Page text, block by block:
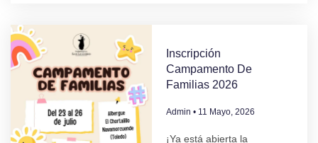
Inscripción
Campamento De
Familias 2026
Admin 11 Mayo, 2026
¡Ya está abierta la